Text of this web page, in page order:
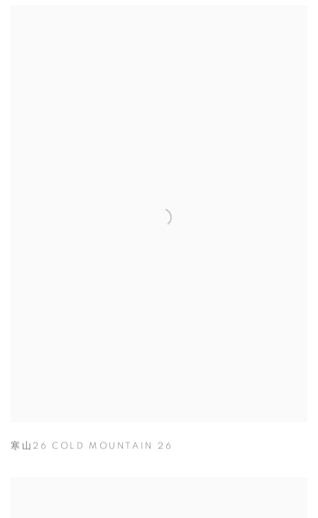
寒山26 COLD MOUNTAIN 26